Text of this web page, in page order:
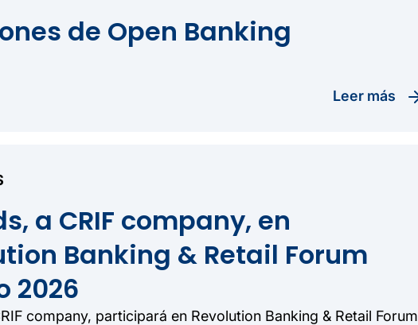
de Open Banking
leer más
a CRIF company, en
Banking & Retail Forum
2026
company, participará en Revolution Banking & Retail Forum